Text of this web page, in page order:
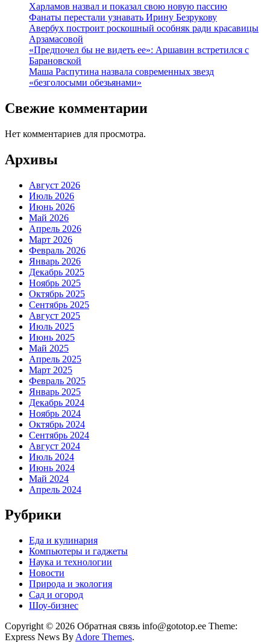
Харламов назвал и показал свою новую пассию
Фанаты перестали узнавать Ирину Безрукову
Авербух построит роскошный особняк ради красавицы
Арзамасовой
«Предпочел бы не видеть ее»: Аршавин встретился с
Барановской
Маша Распутина назвала современных звезд
«безголосыми обезьянами»
Свежие комментарии
Нет комментариев для просмотра.
Архивы
Август 2026
Июль 2026
Июнь 2026
Май 2026
Апрель 2026
Март 2026
Февраль 2026
Январь 2026
Декабрь 2025
Ноябрь 2025
Октябрь 2025
Сентябрь 2025
Август 2025
Июль 2025
Июнь 2025
Май 2025
Апрель 2025
Март 2025
Февраль 2025
Январь 2025
Декабрь 2024
Ноябрь 2024
Октябрь 2024
Сентябрь 2024
Август 2024
Июль 2024
Июнь 2024
Май 2024
Апрель 2024
Рубрики
Еда и кулинария
Компьютеры и гаджеты
Наука и технологии
Новости
Природа и экология
Сад и огород
Шоу-бизнес
Copyright © 2026 Обратная связь info@gototop.ee Theme:
Express News By Adore Themes.